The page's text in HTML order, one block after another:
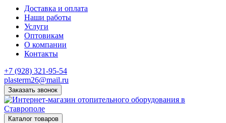
Доставка и оплата
Наши работы
Услуги
Оптовикам
О компании
Контакты
+7 (928) 321-95-54
plasterm26@mail.ru
Заказать звонок
Каталог товаров